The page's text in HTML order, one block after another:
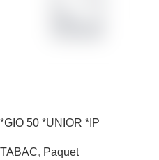
*GIO 50 *UNIOR *IP
TABAC, Paquet